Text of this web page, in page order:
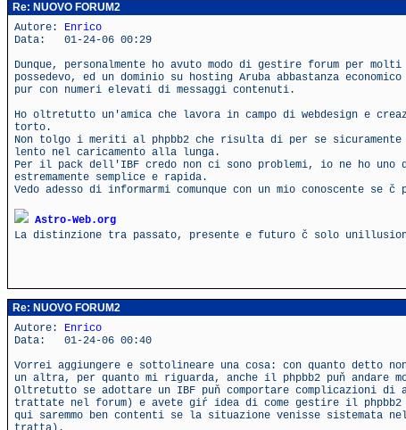
Re: NUOVO FORUM2
Autore: Enrico
Data: 01-24-06 00:29
Dunque, personalmente ho avuto modo di gestire forum per
possedevo, ed un dominio su hosting Aruba abbastanza
pur con numeri elevati di messaggi contenuti.
Ho oltretutto un'amica che lavora in campo di webdesign e
torto.
Non tolgo i meriti al phpbb2 che risulta di per se
lento nel caricamento alla lunga.
Per il pack dell'IBF credo non ci sono problemi, io ne ho
estremamente semplice e rapida.
Vedo adesso di informarmi comunque con un mio conoscente
Astro-Web.org
La distinzione tra passato, presente e futuro č solo
Re: NUOVO FORUM2
Autore: Enrico
Data: 01-24-06 00:40
Vorrei aggiungere e sottolineare una cosa: con quanto detto
un altra, per quanto mi riguarda, anche il phpbb2 puň andare
Oltretutto se adottare un IBF puň comportare complicazioni
trattate nel forum) e avete giŕ idea di come gestire il phpbb2
qui saremmo ben contenti se la situazione venisse sistemata